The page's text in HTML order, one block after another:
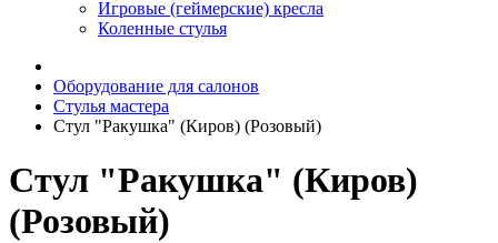
Игровые (геймерские) кресла
Коленные стулья
Оборудование для салонов
Стулья мастера
Стул "Ракушка" (Киров) (Розовый)
Стул "Ракушка" (Киров)
(Розовый)